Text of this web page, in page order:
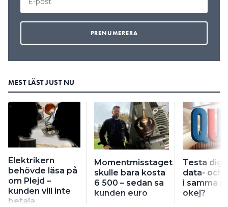
MEST LÄST JUST NU
Elektrikern
behövde läsa på
om Plejd –
kunden vill inte
betala
Momentmisstaget
skulle bara kosta
6 500 – sedan sa
kunden euro
Testa dig:
data- och
i samma
okej?